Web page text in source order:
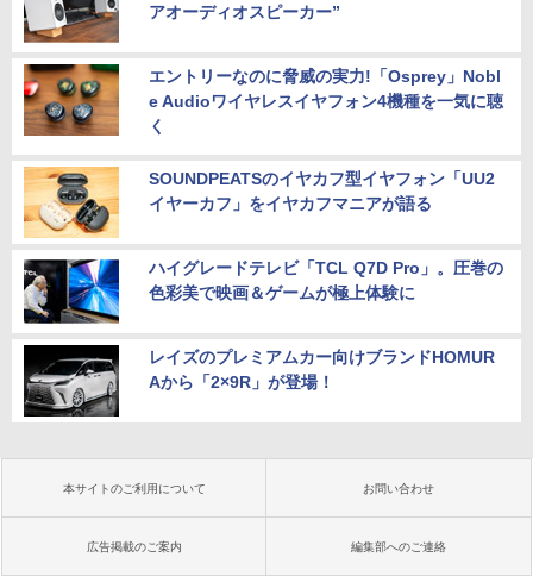
アオーディオスピーカー”
エントリーなのに脅威の実力!「Osprey」Nobl
e Audioワイヤレスイヤフォン4機種を一気に聴
く
SOUNDPEATSのイヤカフ型イヤフォン「UU2
イヤーカフ」をイヤカフマニアが語る
ハイグレードテレビ「TCL Q7D Pro」。圧巻の
色彩美で映画＆ゲームが極上体験に
レイズのプレミアムカー向けブランドHOMUR
Aから「2×9R」が登場！
本サイトのご利用について お問い合わせ
広告掲載のご案内 編集部へのご連絡